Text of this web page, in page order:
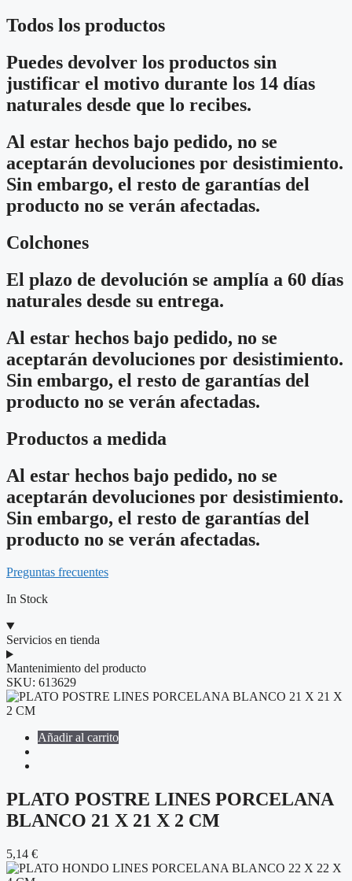
Todos los productos
Puedes devolver los productos sin
justificar el motivo durante los 14 días
naturales desde que lo recibes.
Al estar hechos bajo pedido, no se
aceptarán devoluciones por desistimiento.
Sin embargo, el resto de garantías del
producto no se verán afectadas.
Colchones
El plazo de devolución se amplía a 60 días
naturales desde su entrega.
Al estar hechos bajo pedido, no se
aceptarán devoluciones por desistimiento.
Sin embargo, el resto de garantías del
producto no se verán afectadas.
Productos a medida
Al estar hechos bajo pedido, no se
aceptarán devoluciones por desistimiento.
Sin embargo, el resto de garantías del
producto no se verán afectadas.
Preguntas frecuentes
In Stock
Servicios en tienda
Mantenimiento del producto
SKU: 613629
Añadir al carrito
PLATO POSTRE LINES PORCELANA
BLANCO 21 X 21 X 2 CM
5,14 €